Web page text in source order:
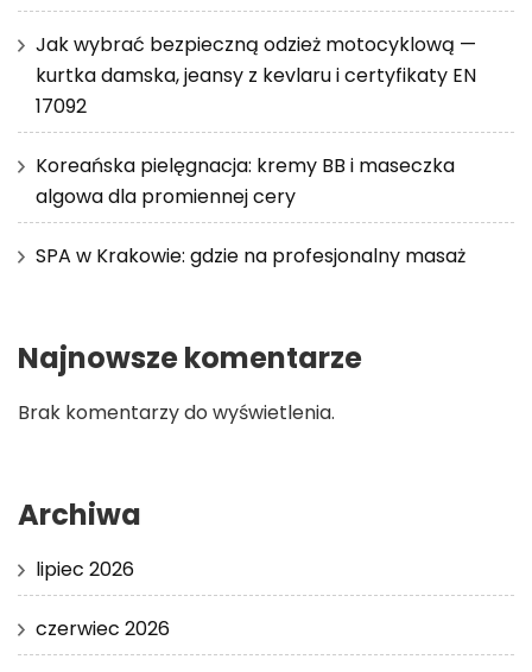
Jak wybrać bezpieczną odzież motocyklową —
kurtka damska, jeansy z kevlaru i certyfikaty EN
17092
Koreańska pielęgnacja: kremy BB i maseczka
algowa dla promiennej cery
SPA w Krakowie: gdzie na profesjonalny masaż
Najnowsze komentarze
Brak komentarzy do wyświetlenia.
Archiwa
lipiec 2026
czerwiec 2026